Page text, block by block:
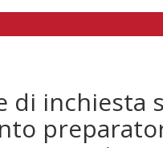
di inchiesta